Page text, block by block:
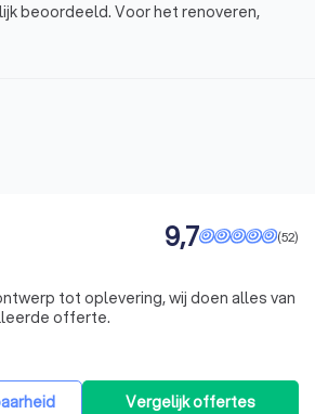
beoordeeld. Voor het renoveren,
(52)
9,7
tot oplevering, wij doen alles van
offerte.
Vergelijk offertes